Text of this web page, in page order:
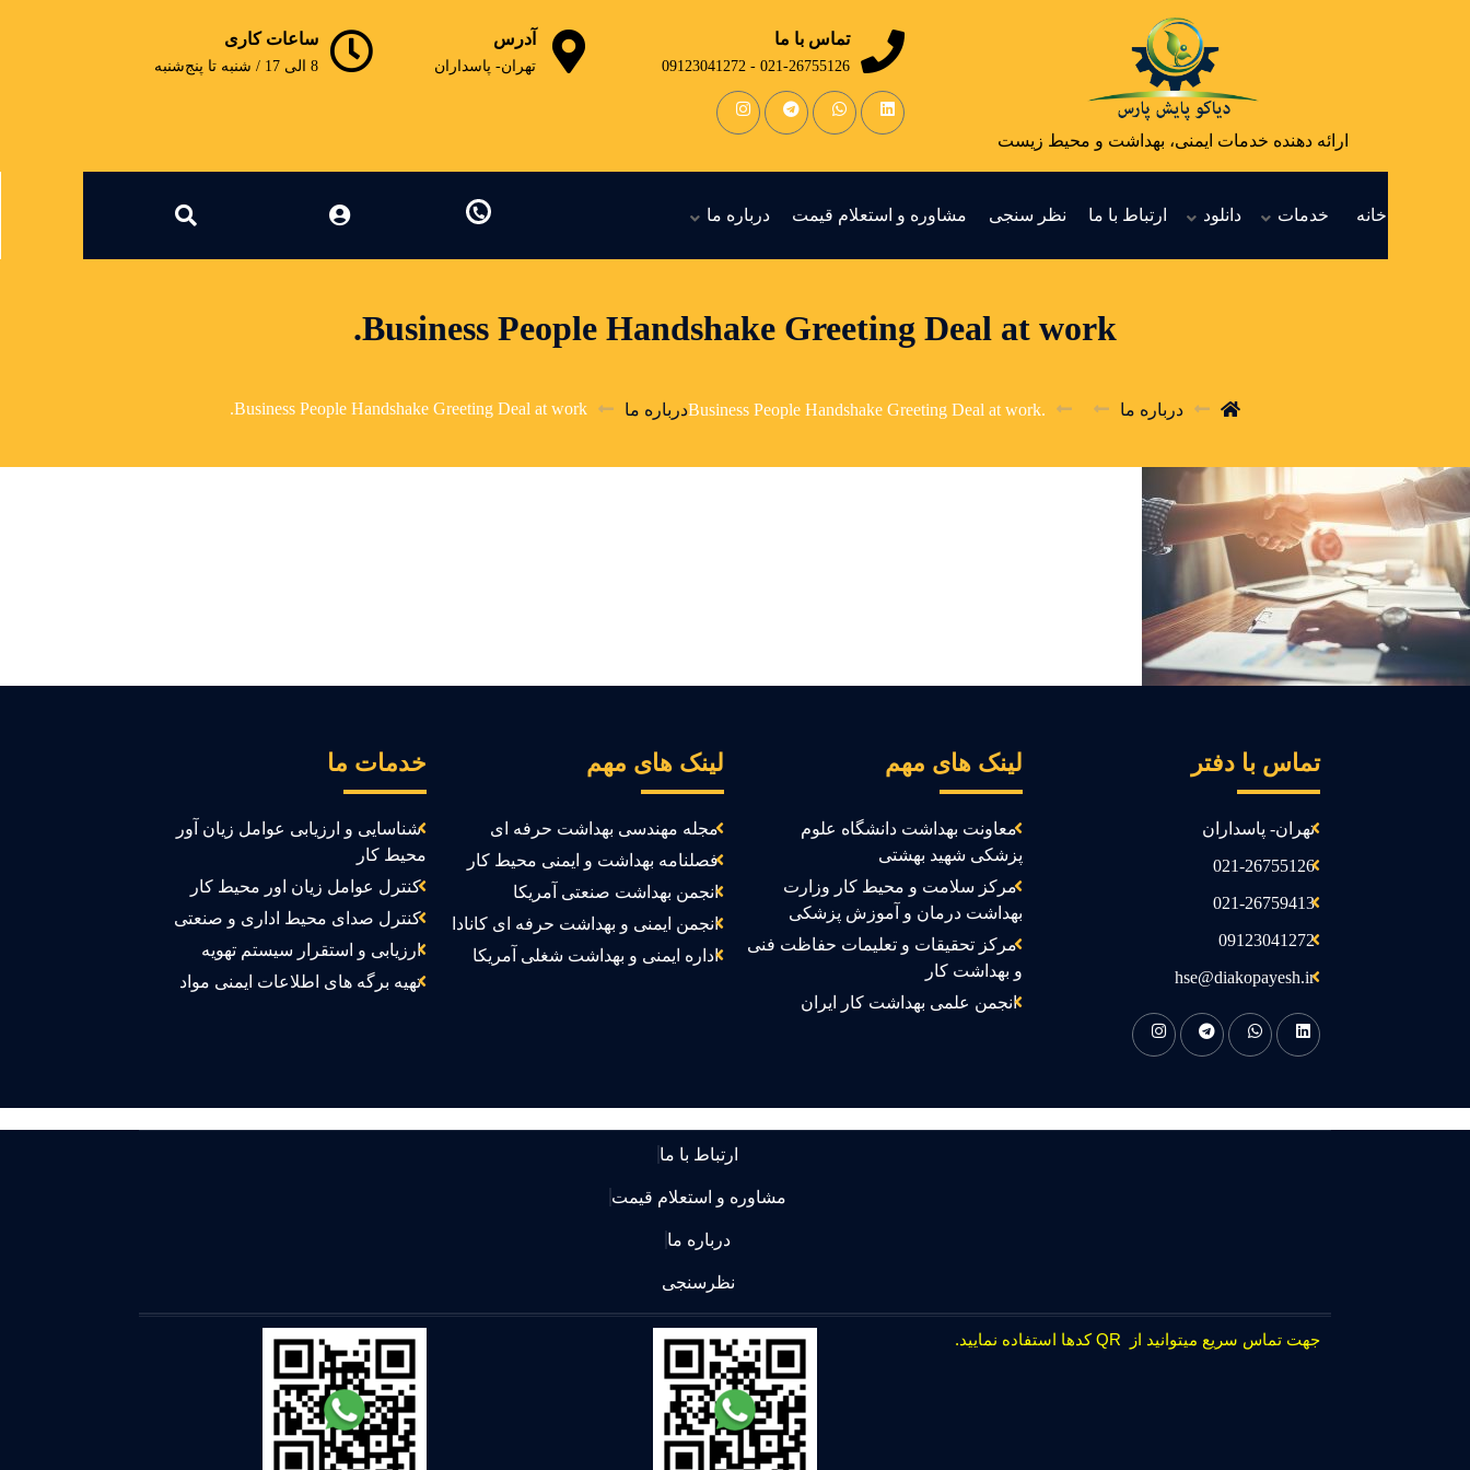
ارائه دهنده خدمات ایمنی، بهداشت و محیط زیست
تماس با ما
021-26755126 - 09123041272
آدرس
تهران- پاسداران
ساعات کاری
8 الی 17 / شنبه تا پنج‌شنبه
خانه خدمات دانلود ارتباط با ما نظر سنجی مشاوره و استعلام قیمت درباره ما
Business People Handshake Greeting Deal at work.
درباره ما Business People Handshake Greeting Deal at work.درباره ما Business People Handshake Greeting Deal at work.
تماس با دفتر
تهران- پاسداران
021-26755126
021-26759413
09123041272
hse@diakopayesh.ir
لینک های مهم
معاونت بهداشت دانشگاه علوم
پزشکی شهید بهشتی
مرکز سلامت و محیط کار وزارت
بهداشت درمان و آموزش پزشکی
مرکز تحقیقات و تعلیمات حفاظت فنی
و بهداشت کار
انجمن علمی بهداشت کار ایران
لینک های مهم
مجله مهندسی بهداشت حرفه ای
فصلنامه بهداشت و ایمنی محیط کار
انجمن بهداشت صنعتی آمریکا
انجمن ایمنی و بهداشت حرفه ای کانادا
اداره ایمنی و بهداشت شغلی آمریکا
خدمات ما
شناسایی و ارزیابی عوامل زیان آور
محیط کار
کنترل عوامل زیان اور محیط کار
کنترل صدای محیط اداری و صنعتی
ارزیابی و استقرار سیستم تهویه
تهیه برگه های اطلاعات ایمنی مواد
ارتباط با ما
مشاوره و استعلام قیمت
درباره ما
نظرسنجی
جهت تماس سریع میتوانید از QR کدها استفاده نمایید.